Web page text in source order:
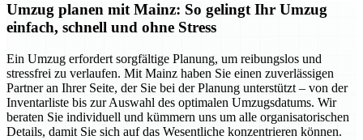
Umzug planen mit Mainz: So gelingt Ihr Umzug
einfach, schnell und ohne Stress
Ein Umzug erfordert sorgfältige Planung, um reibungslos und
stressfrei zu verlaufen. Mit Mainz haben Sie einen zuverlässigen
Partner an Ihrer Seite, der Sie bei der Planung unterstützt – von der
Inventarliste bis zur Auswahl des optimalen Umzugsdatums. Wir
beraten Sie individuell und kümmern uns um alle organisatorischen
Details, damit Sie sich auf das Wesentliche konzentrieren können.